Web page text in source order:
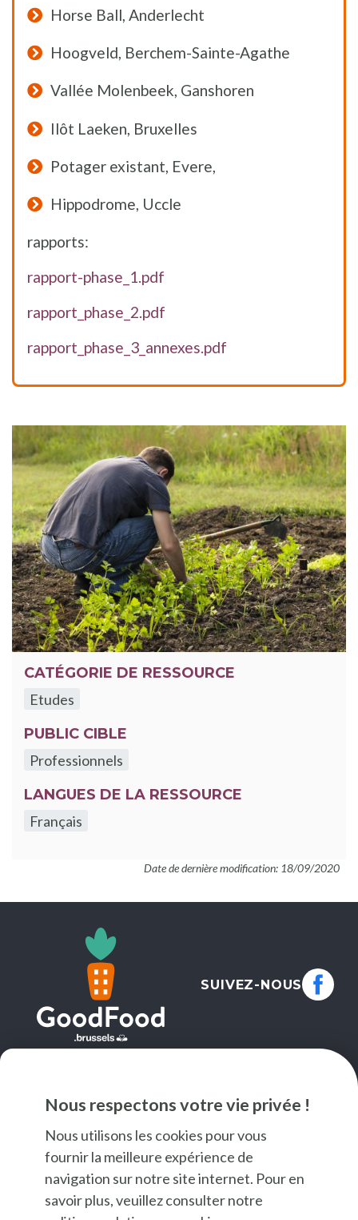
Nous respectons votre vie privée !
Nous utilisons les cookies pour vous
fournir la meilleure expérience de
navigation sur notre site internet. Pour en
savoir plus, veuillez consulter notre
Horse Ball, Anderlecht
Hoogveld, Berchem-Sainte-Agathe
Vallée Molenbeek, Ganshoren
Ilôt Laeken, Bruxelles
Potager existant, Evere,
Hippodrome, Uccle
rapports:
rapport-phase_1.pdf
rapport_phase_2.pdf
rapport_phase_3_annexes.pdf
CATÉGORIE DE RESSOURCE
Etudes
PUBLIC CIBLE
Professionnels
LANGUES DE LA RESSOURCE
Français
Date de dernière modification: 18/09/2020
SUIVEZ-NOUS